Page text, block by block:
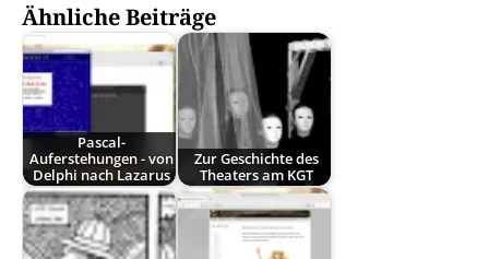
Ähnliche Beiträge
Pascal-
Auferstehungen - von
Delphi nach Lazarus
Zur Geschichte des
Theaters am KGT